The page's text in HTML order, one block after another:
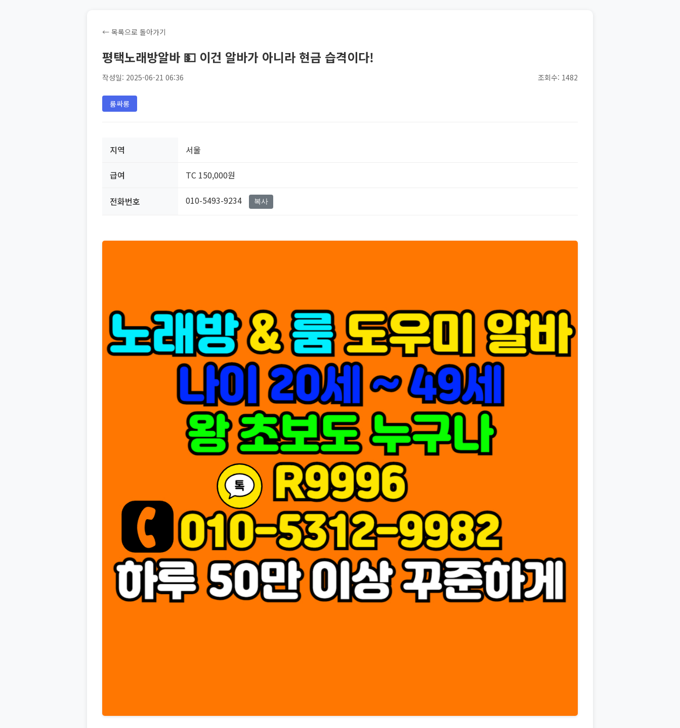
← 목록으로 돌아가기
평택노래방알바 💵 이건 알바가 아니라 현금 습격이다!
작성일: 2025-06-21 06:36 조회수: 1482
룸싸롱
지역 서울
급여 TC 150,000원
전화번호 010-5493-9234 복사